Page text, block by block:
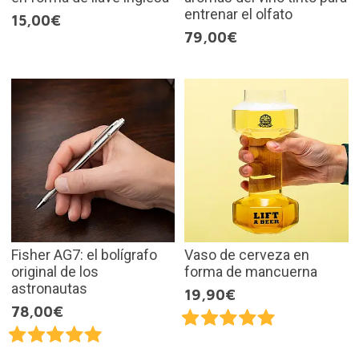
15,00€
entrenar el olfato
79,00€
Fisher AG7: el bolígrafo
original de los
astronautas
78,00€
Vaso de cerveza en
forma de mancuerna
19,90€